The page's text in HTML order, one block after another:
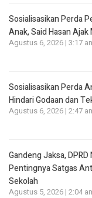
Sosialisasikan Perda
Anak, Said Hasan
Agustus 6, 2026 | 3:17
Sosialisasikan Perda
Hindari Godaan dan
Agustus 6, 2026 | 2:47
Gandeng Jaksa,
Pentingnya Satgas
Sekolah
Agustus 5, 2026 | 2:04